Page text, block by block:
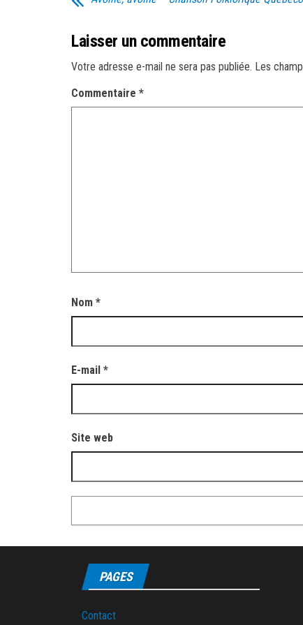
Laisser un commentaire
Votre adresse e-mail ne sera pas publiée. Les
Commentaire *
Nom *
E-mail *
Site web
PAGES
Contact